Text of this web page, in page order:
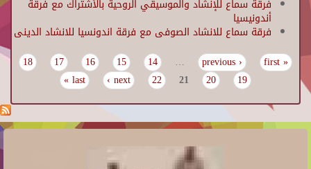
فرقة سماع للإنشاد والموسيقي الروحية بالأشتراك مع فرقة
أندونيسيا
فرقة سماع للانشاد الصوفى مع فرقة اندونسيا للانشاد الدينى
Pages
« first
‹ previous
…
14
15
16
17
18
19
20
21
22
next ›
last »